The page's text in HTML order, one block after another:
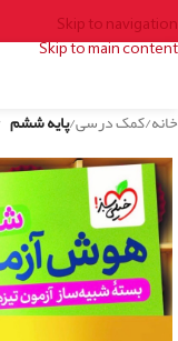
Skip to navigation
Skip to main content
خانه کمک درسی پایه ششم